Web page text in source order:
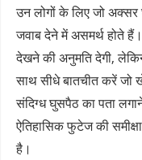
उन लोगों के लिए जो अक्सर
जवाब देने में असमर्थ होते
देखने की अनुमति देगी,
साथ सीधे बातचीत करें जो
संदिग्ध घुसपैठ का पता
ऐतिहासिक फुटेज की
है।